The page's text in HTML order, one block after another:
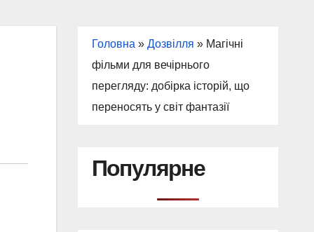
Головна » Дозвілля » Магічні
фільми для вечірнього
перегляду: добірка історій, що
переносять у світ фантазії
Популярне